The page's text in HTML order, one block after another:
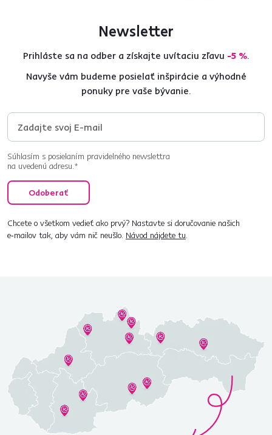
Newsletter
Prihláste sa na odber a získajte uvítaciu zľavu -5 %.
Navyše vám budeme posielať inšpirácie a výhodné
ponuky pre vaše bývanie.
Súhlasím s posielaním pravidelného newslettra
na uvedenú adresu.*
Odoberať
Chcete o všetkom vedieť ako prvý? Nastavte si doručovanie našich
e‑mailov tak, aby vám nič neušlo. Návod nájdete tu